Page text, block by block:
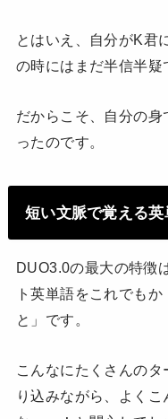
とはいえ、自分がK君
の時にはまだ半信半疑
だからこそ、自分の
ったのです。
短い文脈で覚える
DUO3.0の最大の特徴
ト英単語をこれでも
と」です。
こんなにたくさんの
り込みながら、よく